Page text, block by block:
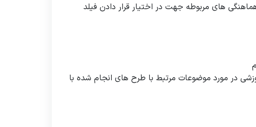
های مربوطه جهت در اختیار قرار دادن فیلد
در مورد موضوعات مرتبط با طرح های انجام شده با